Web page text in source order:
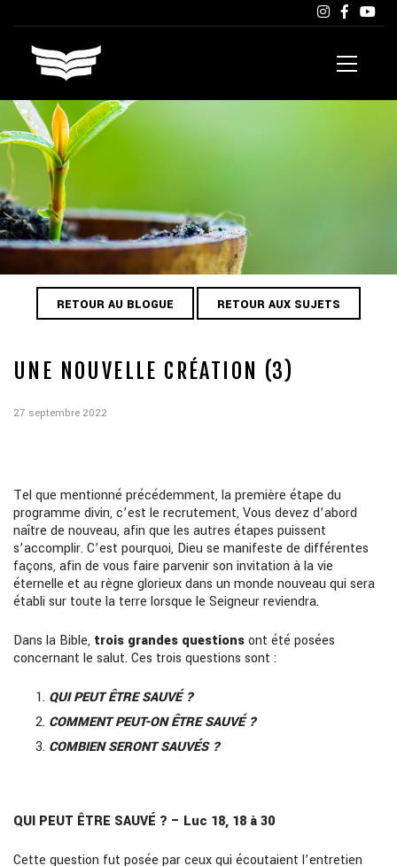
RETOUR AU BLOGUE RETOUR AUX SUJETS
UNE NOUVELLE CRÉATION (3)
27 septembre 2022
Tel que mentionné précédemment, la première étape du
programme divin, c’est le recrutement, Vous devez d’abord
naître de nouveau, afin que les autres étapes puissent
s’accomplir. C’est pourquoi, Dieu se manifeste de différentes
façons, afin de vous faire parvenir son invitation à la vie
éternelle et au règne glorieux dans un monde nouveau qui sera
établi sur toute la terre lorsque le Seigneur reviendra.
Dans la Bible, trois grandes questionsont été posées
concernant le salut. Ces trois questions sont :
QUI PEUT ÊTRE SAUVÉ ?
COMMENT PEUT-ON ÊTRE SAUVÉ ?
COMBIEN SERONT SAUVÉS ?
QUI PEUT ÊTRE SAUVÉ ? – Luc 18, 18 à 30
Cette question fut posée par ceux qui écoutaient l’entretien